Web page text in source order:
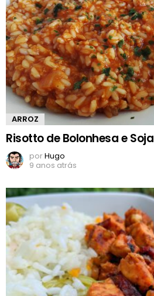
ARROZ
Risotto de Bolonhesa e Soja
porHugo
9 anos atrás